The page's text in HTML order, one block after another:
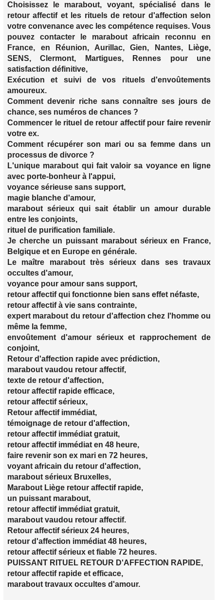
Choisissez le marabout, voyant, spécialisé dans le
retour affectif et les rituels de retour d'affection selon
votre convenance avec les compétence requises. Vous
pouvez contacter le marabout africain reconnu en
France, en Réunion, Aurillac, Gien, Nantes, Liège,
SENS, Clermont, Martigues, Rennes pour une
satisfaction définitive,
Exécution et suivi de vos rituels d'envoûtements
amoureux.
Comment devenir riche sans connaître ses jours de
chance, ses numéros de chances ?
Commencer le rituel de retour affectif pour faire revenir
votre ex.
Comment récupérer son mari ou sa femme dans un
processus de divorce ?
L'unique marabout qui fait valoir sa voyance en ligne
avec porte-bonheur à l'appui,
voyance sérieuse sans support,
magie blanche d'amour,
marabout sérieux qui sait établir un amour durable
entre les conjoints,
rituel de purification familiale.
Je cherche un puissant marabout sérieux en France,
Belgique et en Europe en générale.
Le maître marabout très sérieux dans ses travaux
occultes d'amour,
voyance pour amour sans support,
retour affectif qui fonctionne bien sans effet néfaste,
retour affectif à vie sans contrainte,
expert marabout du retour d'affection chez l'homme ou
même la femme,
envoûtement d'amour sérieux et rapprochement de
conjoint,
Retour d'affection rapide avec prédiction,
marabout vaudou retour affectif,
texte de retour d'affection,
retour affectif rapide efficace,
retour affectif sérieux,
Retour affectif immédiat,
témoignage de retour d'affection,
retour affectif immédiat gratuit,
retour affectif immédiat en 48 heure,
faire revenir son ex mari en 72 heures,
voyant africain du retour d'affection,
marabout sérieux Bruxelles,
Marabout Liège retour affectif rapide,
un puissant marabout,
retour affectif immédiat gratuit,
marabout vaudou retour affectif.
Retour affectif sérieux 24 heures,
retour d'affection immédiat 48 heures,
retour affectif sérieux et fiable 72 heures.
PUISSANT RITUEL RETOUR D'AFFECTION RAPIDE,
retour affectif rapide et efficace,
marabout travaux occultes d'amour.